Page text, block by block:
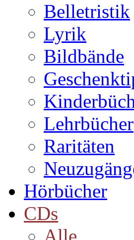
Belletristik
Lyrik
Bildbände
Lehrbücher
Raritäten
Hörbücher
CDs